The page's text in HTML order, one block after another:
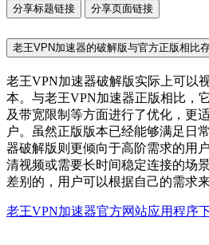
分享标题链接 分享页面链接
老王VPN加速器的破解版与官方正版相比
老王VPN加速器破解版实际上可以
本。与老王VPN加速器正版相比，
及带宽限制等方面进行了优化，更
户。虽然正版版本已经能够满足日
器破解版则更倾向于高阶需求的用
清视频或需要长时间稳定连接的场
差别的，用户可以根据自己的需求
老王VPN加速器官方网站应用程序